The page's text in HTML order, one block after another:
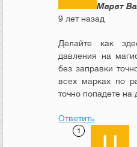
Марат
9 лет назад
Делайте как
давления на
без заправки
всех марках по
точно попадете
Ответить